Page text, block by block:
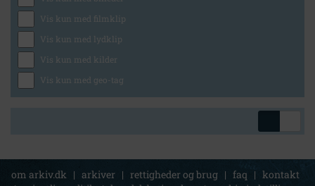
Vis kun med filmklip
Vis kun med lydklip
Vis kun med kilder
Vis kun med geo-tag
om arkiv.dk | arkiver | rettigheder og brug | faq | kontakt